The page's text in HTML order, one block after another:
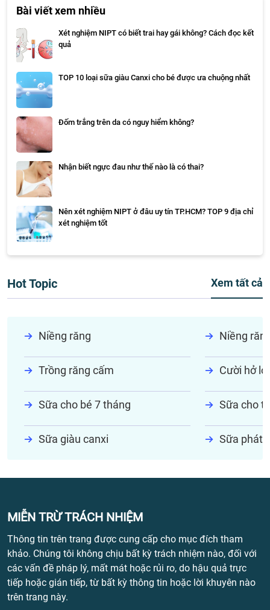
Bài viết xem nhiều
Xét nghiệm NIPT có biết trai hay gái không? Cách đọc kết
quả
TOP 10 loại sữa giàu Canxi cho bé được ưa chuộng nhất
Đốm trắng trên da có nguy hiểm không?
Nhận biết ngực đau như thế nào là có thai?
Nên xét nghiệm NIPT ở đâu uy tín TP.HCM? TOP 9 địa chỉ
xét nghiệm tốt
Hot Topic Xem tất cả
Niềng răng Niềng
Trồng răng cấm Cười hở lợi
Sữa cho bé 7 tháng Sữa cho
Sữa giàu canxi Sữa phát
MIỄN TRỪ TRÁCH NHIỆM
Thông tin trên trang được cung cấp cho mục đích tham
khảo. Chúng tôi không chịu bất kỳ trách nhiệm nào, đối với
các vấn đề pháp lý, mất mát hoặc rủi ro, do hậu quả trực
tiếp hoặc gián tiếp, từ bất kỳ thông tin hoặc lời khuyên nào
trên trang này.